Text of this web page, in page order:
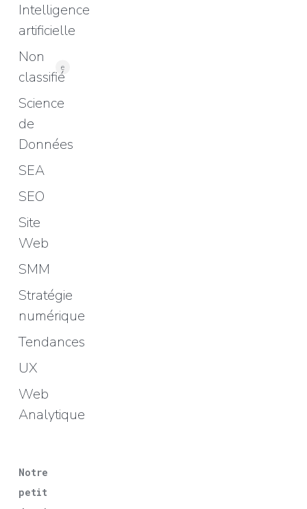
Intelligence
artificielle
Non
classifié
e
Science
de
Données
SEA
SEO
Site
Web
SMM
Stratégie
numérique
Tendances
UX
Web
Analytique
Notre
petit